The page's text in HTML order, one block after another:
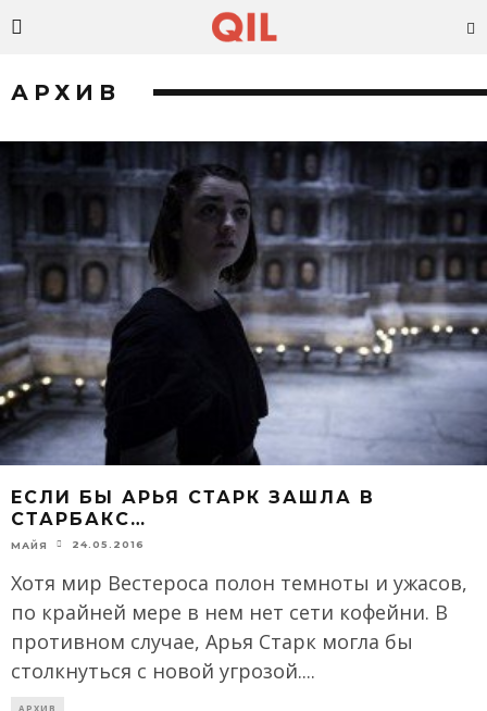
АРХИВ
ЕСЛИ БЫ АРЬЯ СТАРК ЗАШЛА В
СТАРБАКС…
МАЙЯ 24.05.2016
Хотя мир Вестероса полон темноты и ужасов,
по крайней мере в нем нет сети кофейни. В
противном случае, Арья Старк могла бы
столкнуться с новой угрозой....
АРХИВ